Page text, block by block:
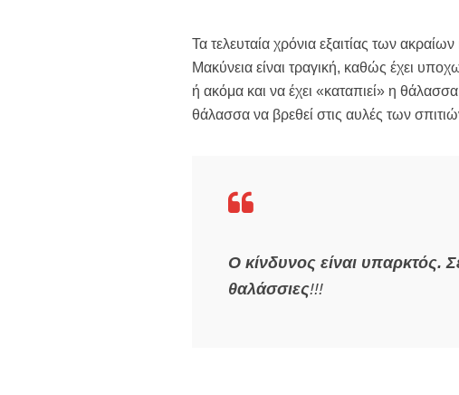
Τα τελευταία χρόνια εξαιτίας των
Μακύνεια είναι τραγική, καθώς έχει
ή ακόμα και να έχει «καταπιεί» η
θάλασσα να βρεθεί στις αυλές των
Ο κίνδυνος είναι υπαρκτός.
θαλάσσιες!!!